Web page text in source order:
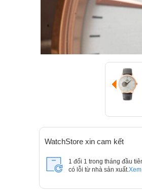
WatchStore xin cam kết
1 đổi 1 trong tháng đầu
có lỗi từ nhà sản xuất.